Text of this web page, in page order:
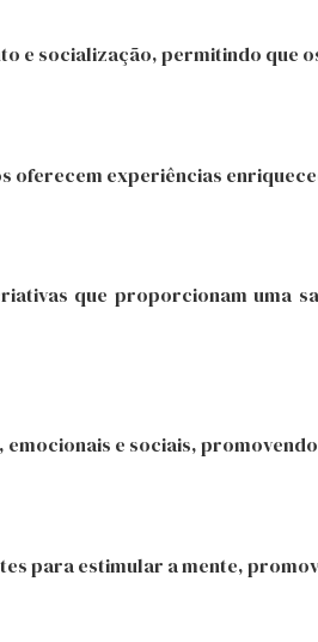
e socialização, permitindo que
oferecem experiências
que proporcionam uma
e sociais,
para estimular a mente,